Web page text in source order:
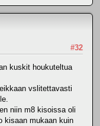
#32
kuskit houkuteltua
vslitettavasti
niin m8 kisoissa oli
kisaan mukaan kuin